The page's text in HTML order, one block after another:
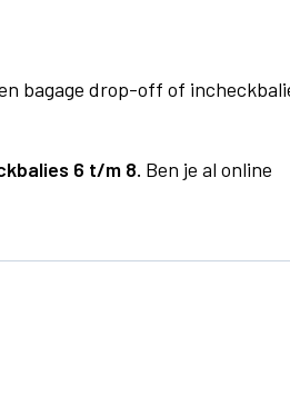
bagage drop-off of
6 t/m 8. Ben je al online